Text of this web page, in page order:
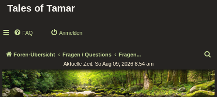
Tales of Tamar
FAQ Anmelden
Foren-Übersicht Fragen / Questions Fragen...
c
h
Aktuelle Zeit: So Aug 09, 2026 8:54 am